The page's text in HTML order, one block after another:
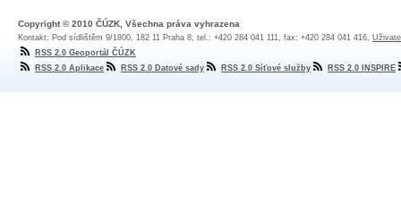
Copyright © 2010 ČÚZK, Všechna práva vyhrazena
Kontakt: Pod sídlištěm 9/1800, 182 11 Praha 8, tel.: +420 284 041 111, fax: +420 284 041 416,
RSS 2.0 Geoportál ČÚZK
RSS 2.0 Aplikace
RSS 2.0 Datové sady RSS 2.0 Síťové služby RSS 2.0 INSPIRE